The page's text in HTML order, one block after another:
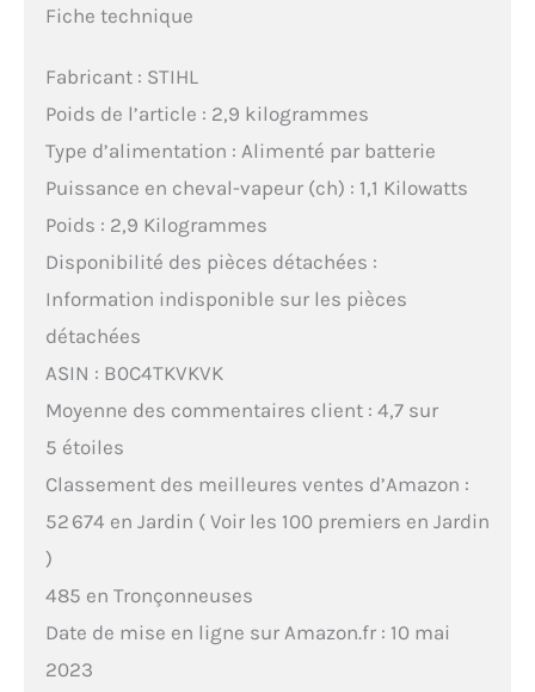
Fiche technique
Fabricant : STIHL
Poids de l’article : 2,9 kilogrammes
Type d’alimentation : Alimenté par batterie
Puissance en cheval-vapeur (ch) : 1,1 Kilowatts
Poids : 2,9 Kilogrammes
Disponibilité des pièces détachées :
Information indisponible sur les pièces
détachées
ASIN : B0C4TKVKVK
Moyenne des commentaires client : 4,7 sur
5 étoiles
Classement des meilleures ventes d’Amazon :
52 674 en Jardin ( Voir les 100 premiers en Jardin
)
485 en Tronçonneuses
Date de mise en ligne sur Amazon.fr : 10 mai
2023